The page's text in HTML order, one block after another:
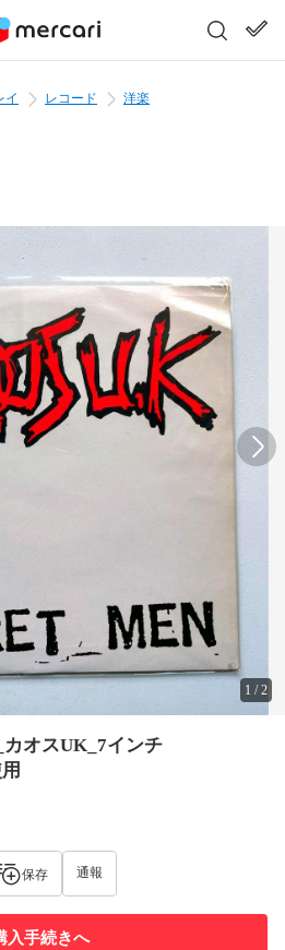
イ レコード 洋楽
1 /2
オスUK_7インチ
保存 通報
入手続きへ